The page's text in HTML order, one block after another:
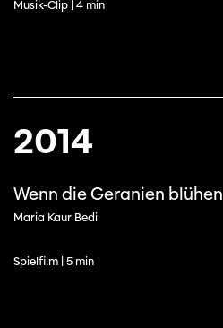
Musik-Clip | 4 min
2014
Wenn die Geranien blühen
Maria Kaur Bedi
Spielfilm | 5 min